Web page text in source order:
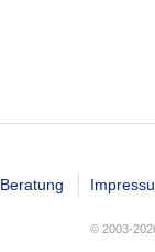
Beratung
© 2003-